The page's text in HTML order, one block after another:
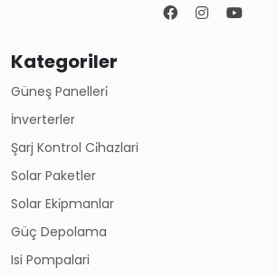
Kategoriler
Güneş Panelleri̇
İnverterler
Şarj Kontrol Ci̇hazlari
Solar Paketler
Solar Eki̇pmanlar
Güç Depolama
Isi Pompalari